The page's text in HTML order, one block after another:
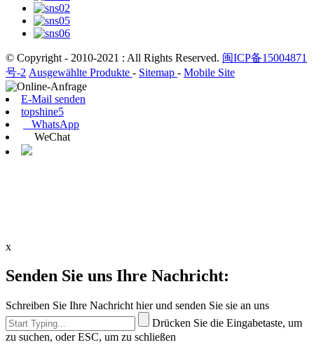
© Copyright - 2010-2021 : All Rights Reserved. 闽ICP备15004871
号-2 Ausgewählte Produkte - Sitemap - Mobile Site
E-Mail senden
topshine5
WhatsApp
WeChat
x
Senden Sie uns Ihre Nachricht:
Schreiben Sie Ihre Nachricht hier und senden Sie sie an uns
Drücken Sie die Eingabetaste, um
zu suchen, oder ESC, um zu schließen